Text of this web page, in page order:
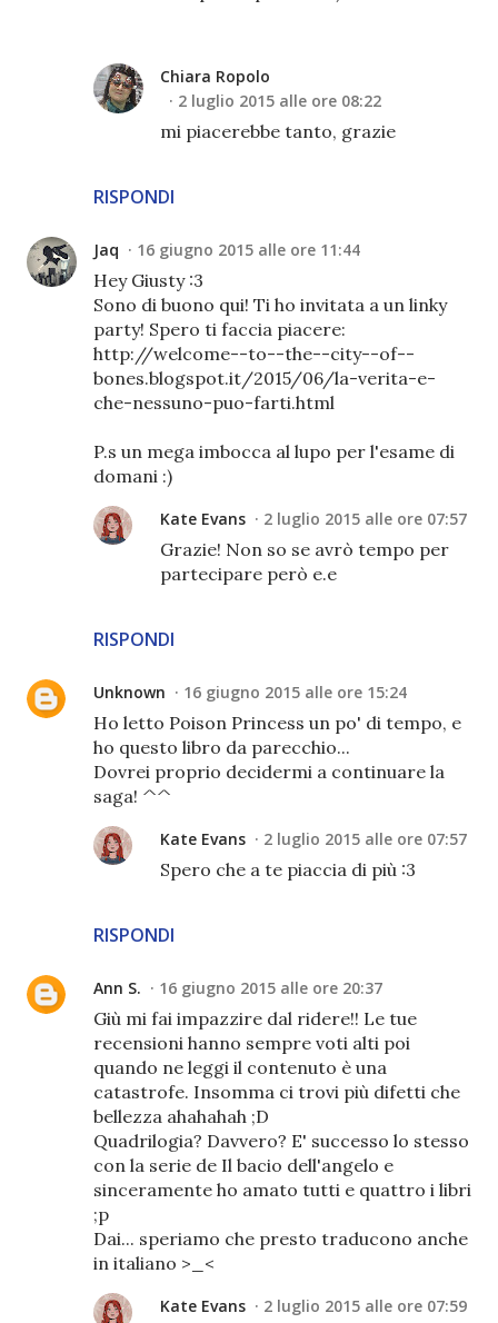
RISPONDI
Chiara Ropolo
2 luglio 2015 alle ore 08:22
mi piacerebbe tanto, grazie
Jaq 16 giugno 2015 alle ore 11:44
Hey Giusty :3
Sono di buono qui! Ti ho invitata a un linky
party! Spero ti faccia piacere:
http://welcome--to--the--city--of--
bones.blogspot.it/2015/06/la-verita-e-
che-nessuno-puo-farti.html
P.s un mega imbocca al lupo per l'esame di
domani :)
RISPONDI
Kate Evans 2 luglio 2015 alle ore 07:57
Grazie! Non so se avrò tempo per
partecipare però e.e
Unknown 16 giugno 2015 alle ore 15:24
Ho letto Poison Princess un po' di tempo, e
ho questo libro da parecchio...
Dovrei proprio decidermi a continuare la
saga! ^^
RISPONDI
Kate Evans 2 luglio 2015 alle ore 07:57
Spero che a te piaccia di più :3
Ann S. 16 giugno 2015 alle ore 20:37
Giù mi fai impazzire dal ridere!! Le tue
recensioni hanno sempre voti alti poi
quando ne leggi il contenuto è una
catastrofe. Insomma ci trovi più difetti che
bellezza ahahahah ;D
Quadrilogia? Davvero? E' successo lo stesso
con la serie de Il bacio dell'angelo e
sinceramente ho amato tutti e quattro i libri
;p
Dai... speriamo che presto traducono anche
in italiano >_<
Kate Evans 2 luglio 2015 alle ore 07:59